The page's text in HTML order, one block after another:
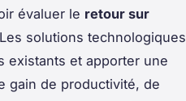
évaluer le retour sur
solutions technologiques
existants et apporter une
gain de productivité, de